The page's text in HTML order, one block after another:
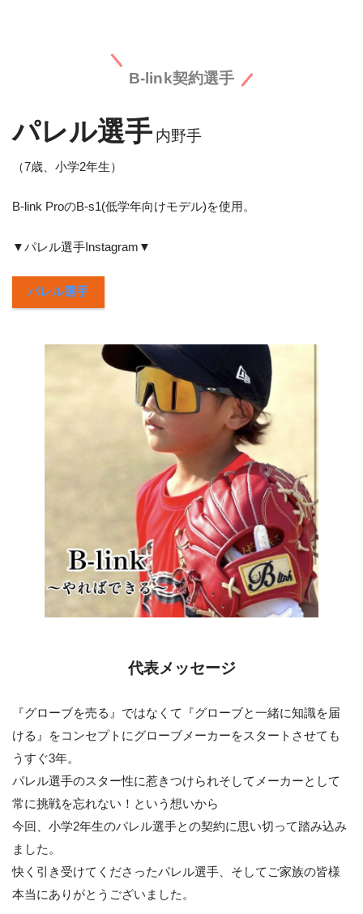
B-link契約選手
パレル選手 内野手
（7歳、小学2年生）
B-link ProのB-s1(低学年向けモデル)を使用。
▼パレル選手Instagram▼
パレル選手
代表メッセージ
『グローブを売る』ではなくて『グローブと一緒に知識を届
ける』をコンセプトにグローブメーカーをスタートさせても
うすぐ3年。
パレル選手のスター性に惹きつけられそしてメーカーとして
常に挑戦を忘れない！という想いから
今回、小学2年生のパレル選手との契約に思い切って踏み込み
ました。
快く引き受けてくださったパレル選手、そしてご家族の皆様
本当にありがとうございました。